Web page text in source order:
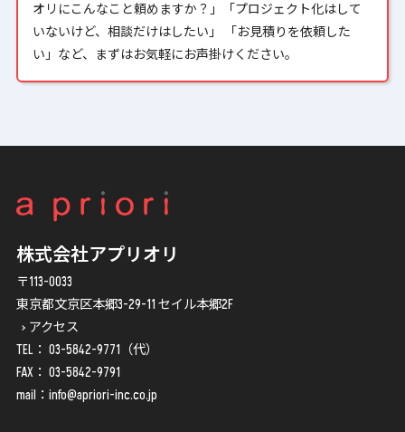
オリにこんなこと頼めますか？」「プロジェクト化はして
いないけど、相談だけはしたい」 「お見積りを依頼した
い」など、まずはお気軽にお声掛けください。
株式会社アプリオリ
〒113-0033
東京都文京区本郷3-29-11 セイル本郷2F
アクセス
TEL： 03-5842-9771 （代）
FAX： 03-5842-9791
mail： info@apriori-inc.co.jp